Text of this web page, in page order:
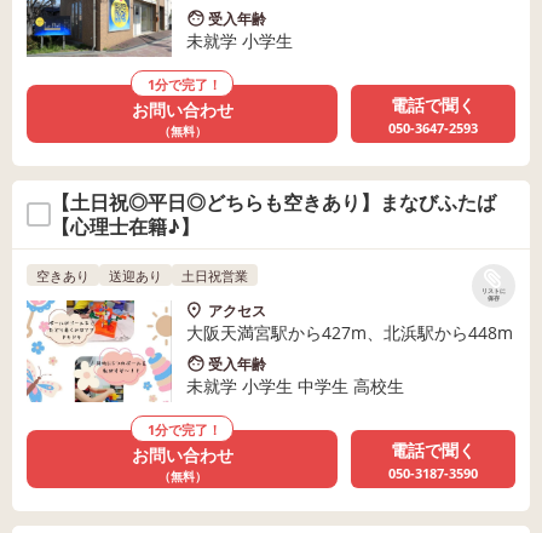
受入年齢
未就学 小学生
1分で完了！
お問い合わせ
（無料）
電話で聞く
050-3647-2593
【土日祝◎平日◎どちらも空きあり】まなびふたば
【心理士在籍♪】
リストに
保存
空きあり 送迎あり 土日祝営業
アクセス
大阪天満宮駅から427m、北浜駅から448m
受入年齢
未就学 小学生 中学生 高校生
1分で完了！
お問い合わせ
（無料）
電話で聞く
050-3187-3590